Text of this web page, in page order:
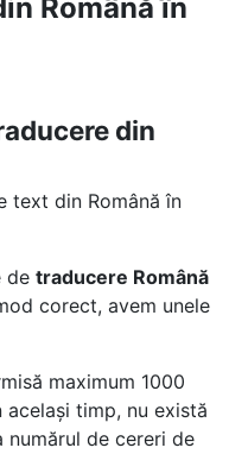
Română în
din
text din Română în
de traducere Română
corect, avem unele
maximum 1000
timp, nu există
de cereri de